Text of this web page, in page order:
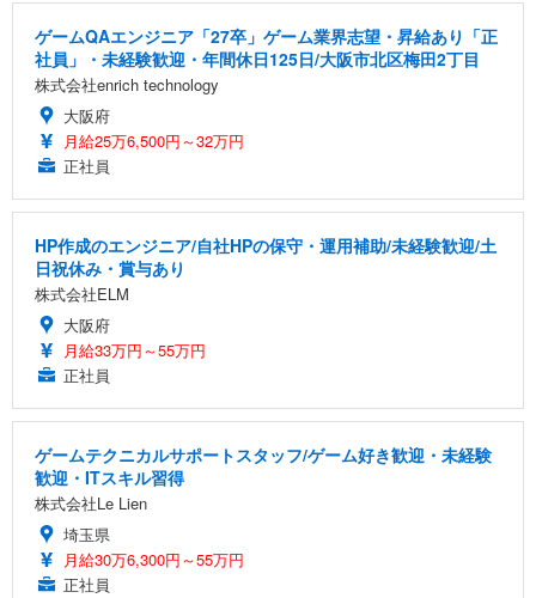
ゲームQAエンジニア「27卒」ゲーム業界志望・昇給あり「正
社員」・未経験歓迎・年間休日125日/大阪市北区梅田2丁目
株式会社enrich technology
大阪府
月給25万6,500円～32万円
正社員
HP作成のエンジニア/自社HPの保守・運用補助/未経験歓迎/土
日祝休み・賞与あり
株式会社ELM
大阪府
月給33万円～55万円
正社員
ゲームテクニカルサポートスタッフ/ゲーム好き歓迎・未経験
歓迎・ITスキル習得
株式会社Le Lien
埼玉県
月給30万6,300円～55万円
正社員